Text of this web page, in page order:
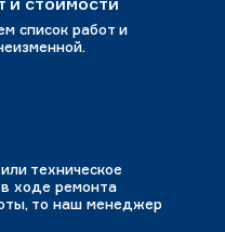
список работ и
техническое
ходе ремонта
то наш менеджер